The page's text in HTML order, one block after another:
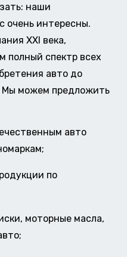
наши
очень интересны.
XXI века,
полный спектр всех
авто до
Мы можем предложить
авто
по
моторные масла,